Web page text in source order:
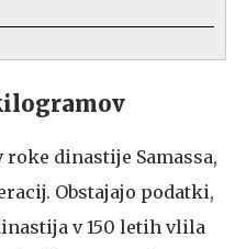
dinastije Samassa,
Obstajajo podatki,
v 150 letih vlila